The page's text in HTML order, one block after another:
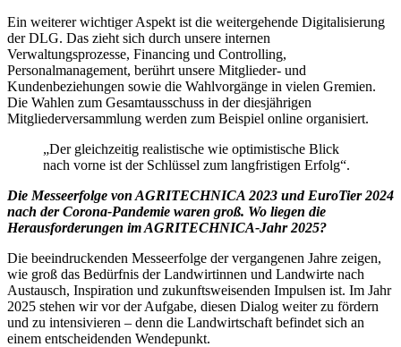
Ein weiterer wichtiger Aspekt ist die weitergehende Digitalisierung
der DLG. Das zieht sich durch unsere internen
Verwaltungsprozesse, Financing und Controlling,
Personalmanagement, berührt unsere Mitglieder- und
Kundenbeziehungen sowie die Wahlvorgänge in vielen Gremien.
Die Wahlen zum Gesamtausschuss in der diesjährigen
Mitgliederversammlung werden zum Beispiel online organisiert.
„Der gleichzeitig realistische wie optimistische Blick
nach vorne ist der Schlüssel zum langfristigen Erfolg“.
Die Messeerfolge von AGRITECHNICA 2023 und EuroTier 2024
nach der Corona-Pandemie waren groß. Wo liegen die
Herausforderungen im AGRITECHNICA-Jahr 2025?
Die beeindruckenden Messeerfolge der vergangenen Jahre zeigen,
wie groß das Bedürfnis der Landwirtinnen und Landwirte nach
Austausch, Inspiration und zukunftsweisenden Impulsen ist. Im Jahr
2025 stehen wir vor der Aufgabe, diesen Dialog weiter zu fördern
und zu intensivieren – denn die Landwirtschaft befindet sich an
einem entscheidenden Wendepunkt.